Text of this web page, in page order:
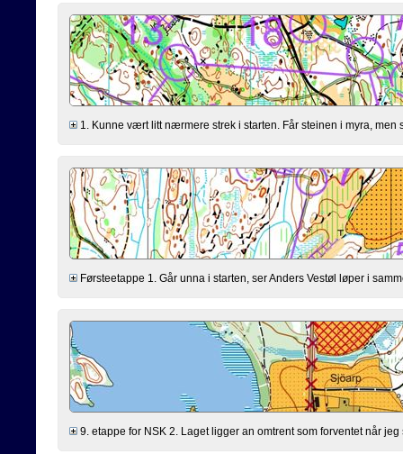
1. Kunne vært litt nærmere strek i starten. Får steinen i myra,
Førsteetappe 1. Går unna i starten, ser Anders Vestøl løper i
9. etappe for NSK 2. Laget ligger an omtrent som forventet når